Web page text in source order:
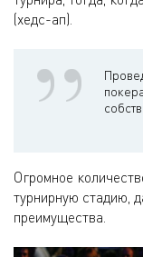
(хедс-ап).
Огромное
турнирную стадию,
преимущества.